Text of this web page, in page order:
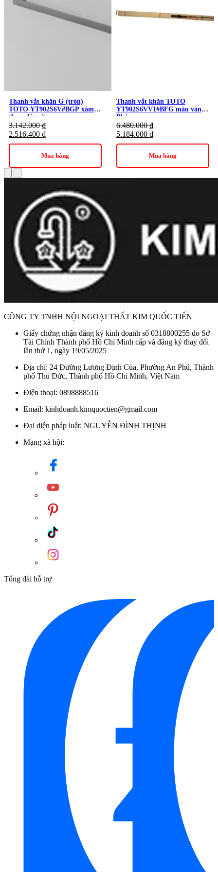
Thanh vắt khăn G (tròn)
TOTO YT902S6V#BGP xám
than chì mờ
3.142.000₫
2.516.400 ₫
Mua hàng
Thanh vắt khăn TOTO
YT902S6VV1#BFG màu vàng
Pháp
6.480.000₫
5.184.000 ₫
Mua hàng
CÔNG TY TNHH NỘI NGOẠI THẤT KIM QUỐC TIẾN
Giấy chứng nhận đăng ký kinh doanh số 0318800255 do Sở
Tài Chính Thành phố Hồ Chí Minh cấp và đăng ký thay đổi
lần thứ 1, ngày 19/05/2025
Địa chỉ: 24 Đường Lương Định Của, Phường An Phú, Thành
phố Thủ Đức, Thành phố Hồ Chí Minh, Việt Nam
Điện thoại: 0898888516
Email: kinhdoanh.kimquoctien@gmail.com
Đại diện pháp luật: NGUYỄN ĐÌNH THỊNH
Mạng xã hội:
Tổng đài hỗ trợ